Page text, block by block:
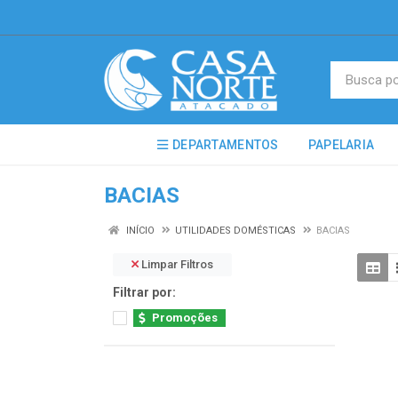
DEPARTAMENTOS PAPELARIA
BACIAS
INÍCIO UTILIDADES DOMÉSTICAS BACIAS
Limpar Filtros
Filtrar por:
Promoções